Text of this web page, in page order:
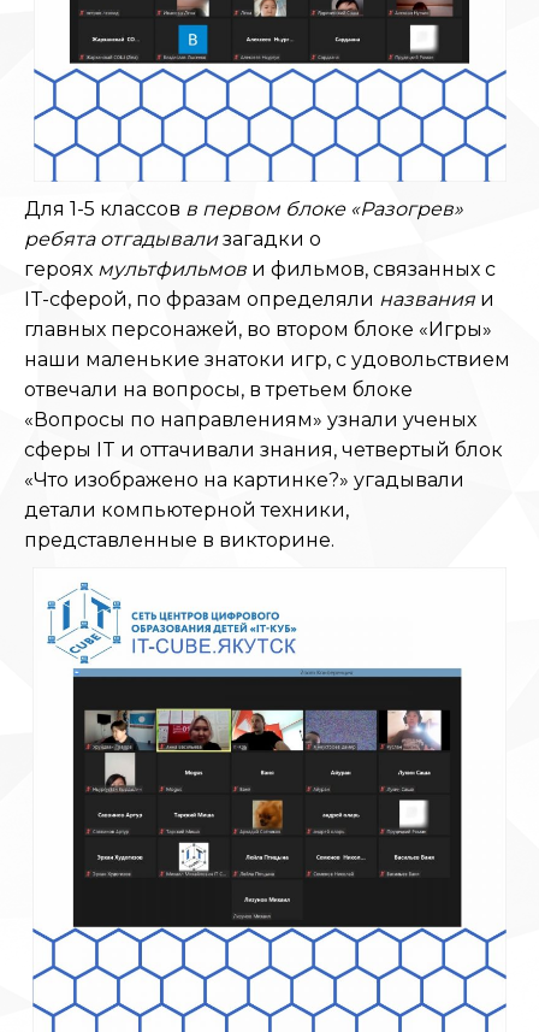
Для 1-5 классов в первом блоке «Разогрев»
ребята отгадывализагадки о
героях мультфильмов и фильмов, связанных с
IT-сферой, по фразам определяли названия и
главных персонажей, во втором блоке «Игры»
наши маленькие знатоки игр, с удовольствием
отвечали на вопросы, в третьем блоке
«Вопросы по направлениям» узнали ученых
сферы IT и оттачивали знания, четвертый блок
«Что изображено на картинке?» угадывали
детали компьютерной техники,
представленные в викторине.